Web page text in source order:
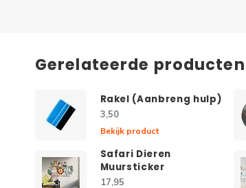
Gerelateerde producten
Rakel (Aanbreng hulp)
3,50
Bekijk product
Safari Dieren
Muursticker
17,95